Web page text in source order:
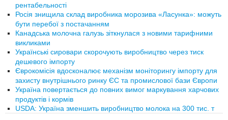
рентабельності
Росія знищила склад виробника морозива «Ласунка»: можуть
бути перебої з постачанням
Канадська молочна галузь зіткнулася з новими тарифними
викликами
Українські сировари скорочують виробництво через тиск
дешевого імпорту
Єврокомісія вдосконалює механізм моніторингу імпорту для
захисту внутрішнього ринку ЄС та промислової бази Європи
Україна повертається до повних вимог маркування харчових
продуктів і кормів
USDA: Україна зменшить виробництво молока на 300 тис. т